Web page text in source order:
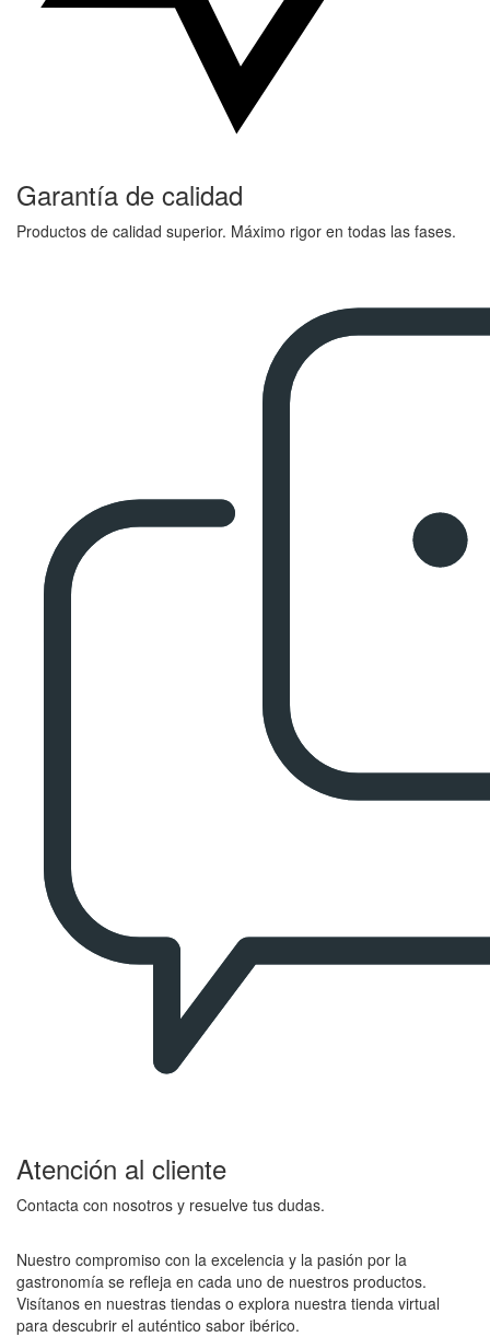
Garantía de calidad
Productos de calidad superior. Máximo rigor en todas las fases.
Atención al cliente
Contacta con nosotros y resuelve tus dudas.
Nuestro compromiso con la excelencia y la pasión por la
gastronomía se refleja en cada uno de nuestros productos.
Visítanos en nuestras tiendas o explora nuestra tienda virtual
para descubrir el auténtico sabor ibérico.